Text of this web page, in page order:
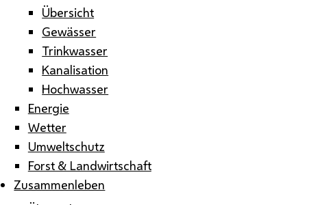
Übersicht
Gewässer
Trinkwasser
Kanalisation
Hochwasser
Energie
Wetter
Umweltschutz
Forst & Landwirtschaft
Zusammenleben